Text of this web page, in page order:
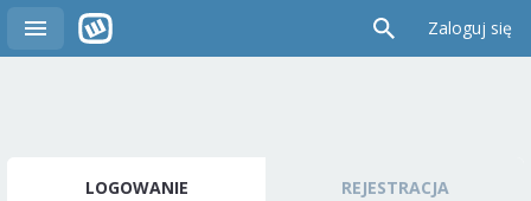
Zaloguj się
LOGOWANIE REJESTRACJA